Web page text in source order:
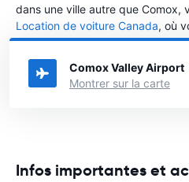
dans une ville autre que Comox,
Location de voiture Canada, où
dans le Canada où vous
Comox Valley Airport
Montrer sur la carte
Infos importantes et